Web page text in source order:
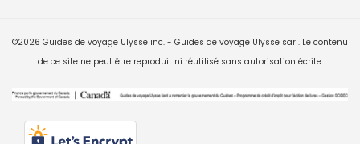
©2026 Guides de voyage Ulysse inc. - Guides de voyage Ulysse sarl. Le contenu
de ce site ne peut être reproduit ni réutilisé sans autorisation écrite.